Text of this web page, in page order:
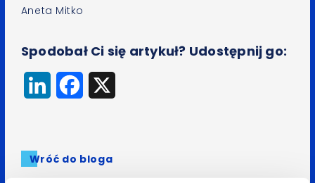
Aneta Mitko
Spodobał Ci się artykuł? Udostępnij go:
LinkedInFacebook
Wróć do bloga